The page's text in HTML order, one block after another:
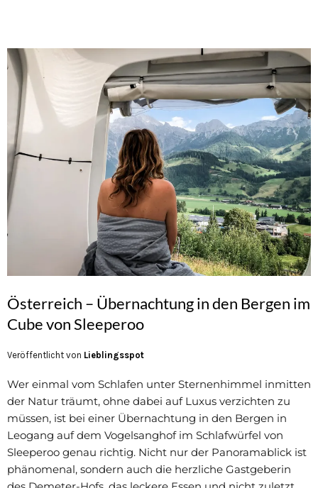
Österreich – Übernachtung in den Bergen im
Cube von Sleeperoo
Veröffentlicht von Lieblingsspot
Wer einmal vom Schlafen unter Sternenhimmel inmitten
der Natur träumt, ohne dabei auf Luxus verzichten zu
müssen, ist bei einer Übernachtung in den Bergen in
Leogang auf dem Vogelsanghof im Schlafwürfel von
Sleeperoo genau richtig. Nicht nur der Panoramablick ist
phänomenal, sondern auch die herzliche Gastgeberin